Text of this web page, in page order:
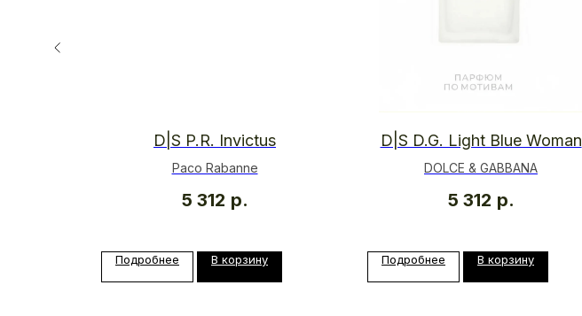
D|S P.R. Invictus
Paco Rabanne
5 312 р.
Подробнее В корзину
D|S D.G. Light Blue Woman
DOLCE & GABBANA
5 312 р.
Подробнее В корзину